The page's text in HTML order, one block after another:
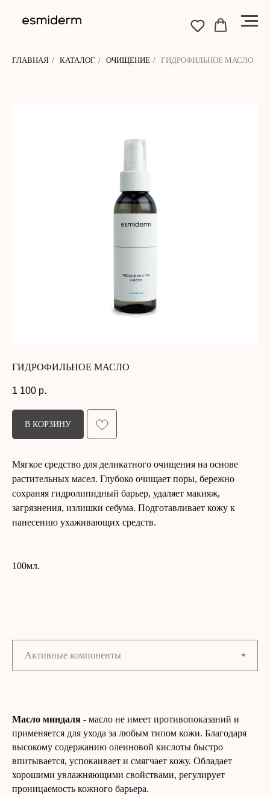
ГЛАВНАЯ / КАТАЛОГ / ОЧИЩЕНИЕ / ГИДРОФИЛЬНОЕ МАСЛО
ГИДРОФИЛЬНОЕ МАСЛО
1 100 р.
В КОРЗИНУ
Мягкое средство для деликатного очищения на основе
растительных масел. Глубоко очищает поры, бережно
сохраняя гидролипидный барьер, удаляет макияж,
загрязнения, излишки себума. Подготавливает кожу к
нанесению ухаживающих средств.
100мл.
Масло миндаля - масло не имеет противопоказаний и
применяется для ухода за любым типом кожи. Благодаря
высокому содержанию олеиновой кислоты быстро
впитывается, успокаивает и смягчает кожу. Обладает
хорошими увлажняющими свойствами, регулирует
проницаемость кожного барьера.